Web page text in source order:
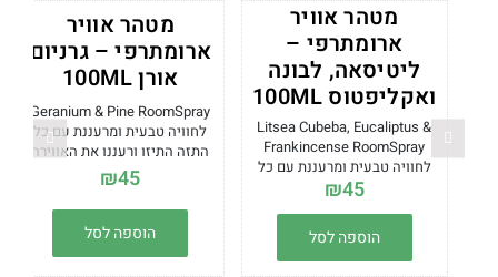
מטהר אוויר
ארומתרפי –
ליטיסאה, לבונה
ואקליפטוס 100ML
Litsea Cubeba, Eucaliptus &
Frankincense RoomSpray
לחוויה טבעית ומרעננת עם כל
התזה התיזו ורעננו את האווירה
לבנדר. מטהר אוויר עם שמנים
אתריים ליטיסאה, לבונה
ואקליפטוס ימלאו את האוויר
₪45
הוספה לסל
מטהר אוויר
ארומתרפי – גרניום
אורן 100ML
Geranium & Pine RoomSpray
לחוויה טבעית ומרעננת עם כל
התזה התיזו ורעננו את האווירה
עם מטהר אוויר ארומתרפי בריח
לבנדר. מטהר אוויר עם שמן
אתרי גרניום ושמן אתרי אורן
יחברו אתכם לאדמה ויפיצו את
ריחה הקסום של הארומתרפיה.
המוצר מתאים לשימוש בכל
₪45
הוספה לסל